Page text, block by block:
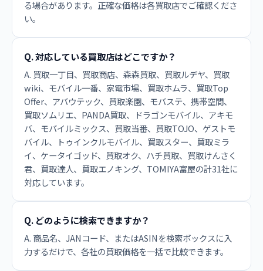
る場合があります。正確な価格は各買取店でご確認くださ
い。
Q. 対応している買取店はどこですか？
A. 買取一丁目、買取商店、森森買取、買取ルデヤ、買取
wiki、モバイル一番、家電市場、買取ホムラ、買取Top
Offer、アバウテック、買取楽園、モバステ、携帯空間、
買取ソムリエ、PANDA買取、ドラゴンモバイル、アキモ
バ、モバイルミックス、買取当番、買取TOJO、ゲストモ
バイル、トゥインクルモバイル、買取スター、買取ミラ
イ、ケータイゴッド、買取オク、ハチ買取、買取けんさく
君、買取達人、買取エノキング、TOMIYA富屋の計31社に
対応しています。
Q. どのように検索できますか？
A. 商品名、JANコード、またはASINを検索ボックスに入
力するだけで、各社の買取価格を一括で比較できます。